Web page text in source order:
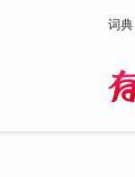
词典